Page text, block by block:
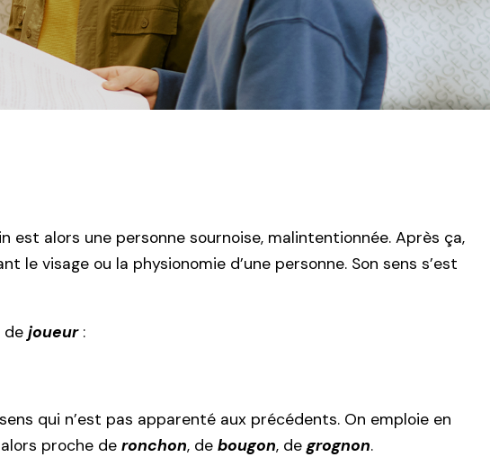
est alors une personne sournoise, malintentionnée. Après ça,
le visage ou la physionomie d’une personne. Son sens s’est
de joueur:
qui n’est pas apparenté aux précédents. On emploie en
proche de ronchon, de bougon, de grognon.